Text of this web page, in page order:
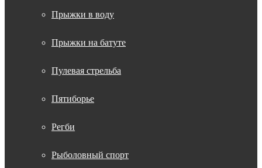
Прыжки в воду
Прыжки на батуте
Пулевая стрельба
Пятиборье
Регби
Рыболовный спорт